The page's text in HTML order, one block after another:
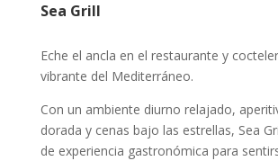
Sea Grill
Eche el ancla en el restaurante y
vibrante del Mediterráneo.
Con un ambiente diurno relajado,
dorada y cenas bajo las estrellas, Sea
de experiencia gastronómica para